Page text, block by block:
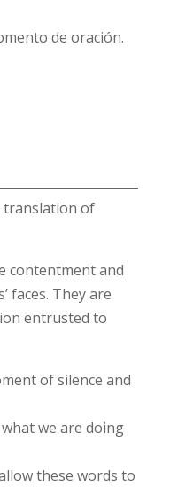
de oración.
translation of
contentment and
faces. They are
entrusted to
of silence and
we are doing
these words to